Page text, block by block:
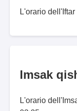
L'orario
Imsak
L'orario